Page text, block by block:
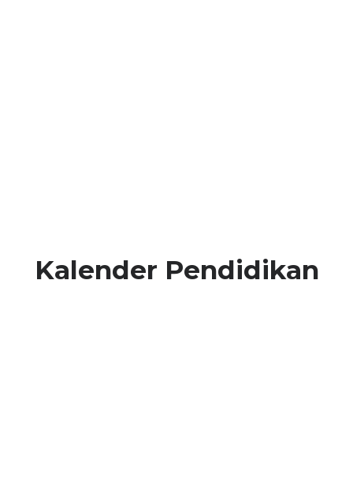
Kalender Pendidikan